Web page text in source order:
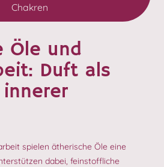
Chakren
Öle und
Duft als
spielen ätherische Öle eine
dabei, feinstoffliche